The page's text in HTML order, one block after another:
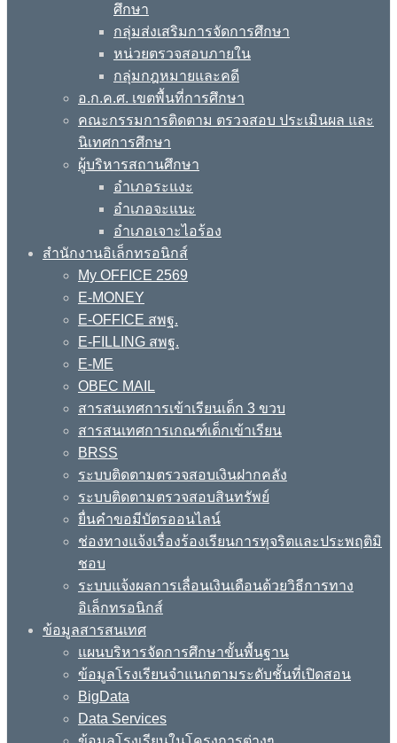
ศึกษา
กลุ่มส่งเสริมการจัดการศึกษา
หน่วยตรวจสอบภายใน
กลุ่มกฎหมายและคดี
อ.ก.ค.ศ. เขตพื้นที่การศึกษา
คณะกรรมการติดตาม ตรวจสอบ ประเมินผล และ
นิเทศการศึกษา
ผู้บริหารสถานศึกษา
อำเภอระแงะ
อำเภอจะแนะ
อำเภอเจาะไอร้อง
สำนักงานอิเล็กทรอนิกส์
My OFFICE 2569
E-MONEY
E-OFFICE สพฐ.
E-FILLING สพฐ.
E-ME
OBEC MAIL
สารสนเทศการเข้าเรียนเด็ก 3 ขวบ
สารสนเทศการเกณฑ์เด็กเข้าเรียน
BRSS
ระบบติดตามตรวจสอบเงินฝากคลัง
ระบบติดตามตรวจสอบสินทรัพย์
ยื่นคำขอมีบัตรออนไลน์
ช่องทางแจ้งเรื่องร้องเรียนการทุจริตและประพฤติมิ
ชอบ
ระบบแจ้งผลการเลื่อนเงินเดือนด้วยวิธีการทาง
อิเล็กทรอนิกส์
ข้อมูลสารสนเทศ
แผนบริหารจัดการศึกษาขั้นพื้นฐาน
ข้อมูลโรงเรียนจำแนกตามระดับชั้นที่เปิดสอน
BigData
Data Services